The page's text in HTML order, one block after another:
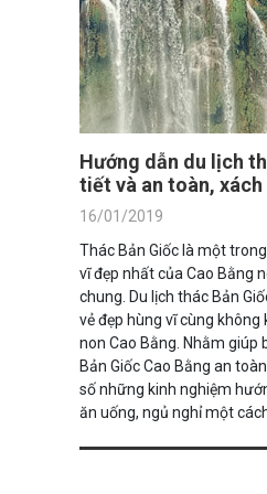
Hướng dẫn du lịch
tiết và an toàn,
16/01/2019
Thác Bản Giốc là một
vĩ đẹp nhất của Cao Bằng
chung. Du lịch thác Bản
vẻ đẹp hùng vĩ cùng
non Cao Bằng. Nhằm giúp
Bản Giốc Cao Bằng an
số những kinh nghiệm
ăn uống, ngủ nghỉ một